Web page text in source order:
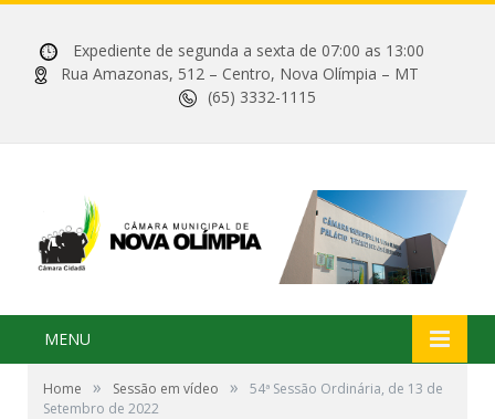
Expediente de segunda a sexta de 07:00 as 13:00
Rua Amazonas, 512 – Centro, Nova Olímpia – MT
(65) 3332-1115
MENU
Home » Sessão em vídeo »
54ª Sessão Ordinária, de 13 de
Setembro de 2022